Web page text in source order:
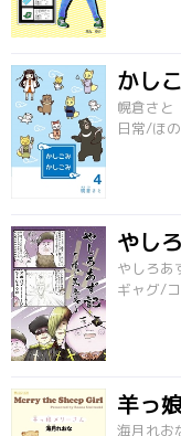
かし
幌倉さと
日常/ほ
やし
やしろあ
ギャグ/
羊っ
海月れお